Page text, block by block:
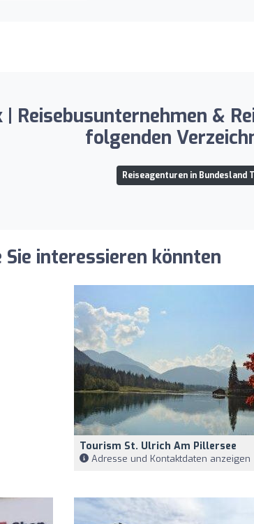
Reisebusunternehmen &
folgenden
Reiseagenturen in Bundesland
Sie interessieren könnten
Tourism St. Ulrich Am Pillersee
Adresse und Kontaktdaten anzeigen